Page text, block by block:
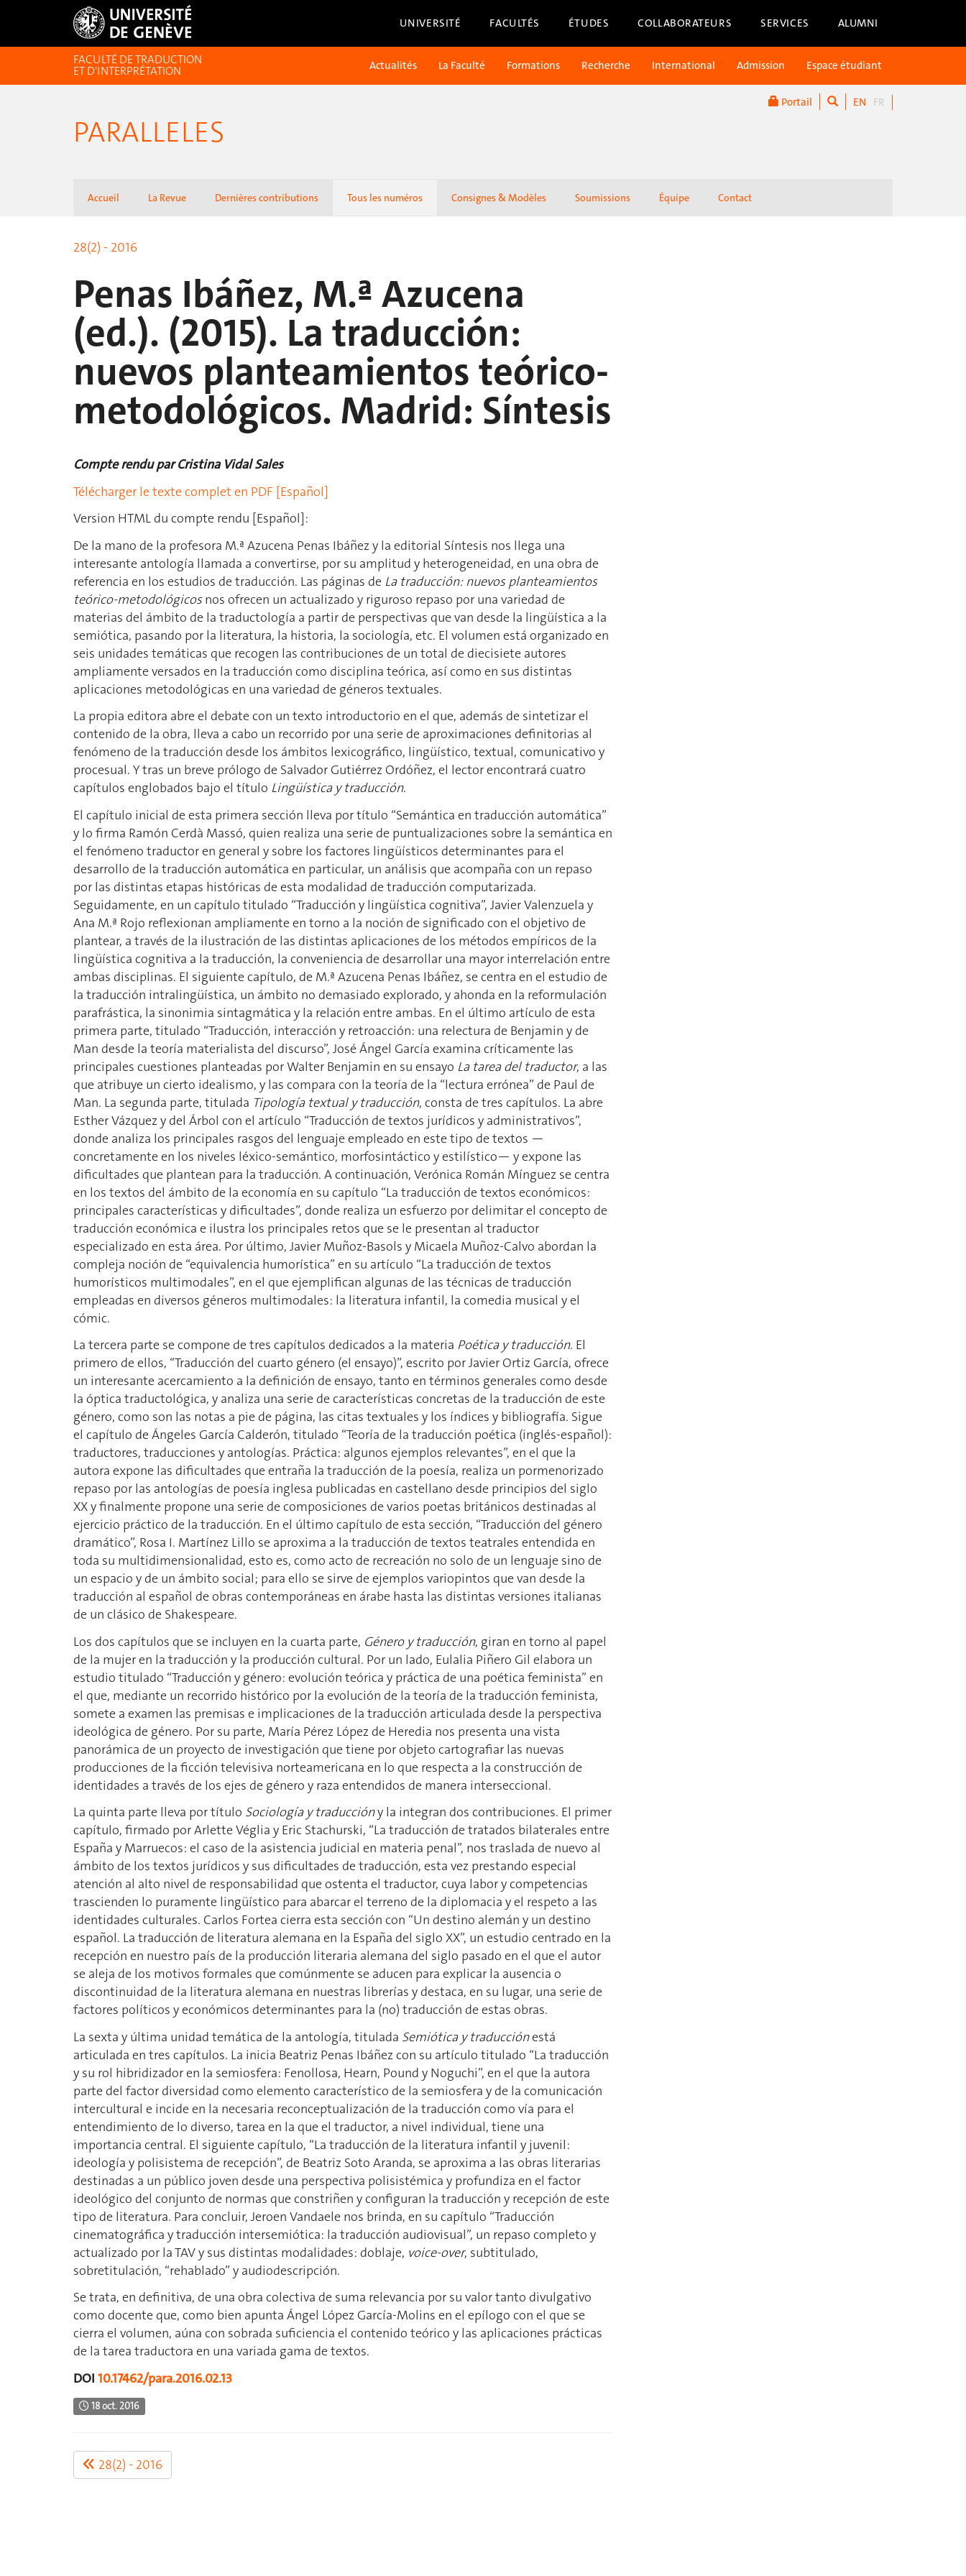
UNIVERSITÉ FACULTÉS ÉTUDES COLLABORATEURS SERVICES ALUMNI
Portail EN FR
FACULTÉ DE TRADUCTION
ET D'INTERPRÉTATION Actualités La Faculté Formations Recherche International Admission Espace étudiant
PARALLELES
Accueil La Revue Dernières contributions Tous les numéros Consignes & Modèles Soumissions Équipe Contact
28(2) - 2016
Penas Ibáñez, M.ª Azucena
(ed.). (2015). La traducción:
nuevos planteamientos teórico-
metodológicos. Madrid: Síntesis
Compte rendu par Cristina Vidal Sales
Télécharger le texte complet en PDF [Español]
Version HTML du compte rendu [Español]:
De la mano de la profesora M.ª Azucena Penas Ibáñez y la editorial Síntesis nos llega una
interesante antología llamada a convertirse, por su amplitud y heterogeneidad, en una obra de
referencia en los estudios de traducción. Las páginas de La traducción: nuevos planteamientos
teórico-metodológicosnos ofrecen un actualizado y riguroso repaso por una variedad de
materias del ámbito de la traductología a partir de perspectivas que van desde la lingüística a la
semiótica, pasando por la literatura, la historia, la sociología, etc. El volumen está organizado en
seis unidades temáticas que recogen las contribuciones de un total de diecisiete autores
ampliamente versados en la traducción como disciplina teórica, así como en sus distintas
aplicaciones metodológicas en una variedad de géneros textuales.
La propia editora abre el debate con un texto introductorio en el que, además de sintetizar el
contenido de la obra, lleva a cabo un recorrido por una serie de aproximaciones definitorias al
fenómeno de la traducción desde los ámbitos lexicográfico, lingüístico, textual, comunicativo y
procesual. Y tras un breve prólogo de Salvador Gutiérrez Ordóñez, el lector encontrará cuatro
capítulos englobados bajo el título Lingüística y traducción.
El capítulo inicial de esta primera sección lleva por título “Semántica en traducción automática”
y lo firma Ramón Cerdà Massó, quien realiza una serie de puntualizaciones sobre la semántica en
el fenómeno traductor en general y sobre los factores lingüísticos determinantes para el
desarrollo de la traducción automática en particular, un análisis que acompaña con un repaso
por las distintas etapas históricas de esta modalidad de traducción computarizada.
Seguidamente, en un capítulo titulado “Traducción y lingüística cognitiva”, Javier Valenzuela y
Ana M.ª Rojo reflexionan ampliamente en torno a la noción de significado con el objetivo de
plantear, a través de la ilustración de las distintas aplicaciones de los métodos empíricos de la
lingüística cognitiva a la traducción, la conveniencia de desarrollar una mayor interrelación entre
ambas disciplinas. El siguiente capítulo, de M.ª Azucena Penas Ibáñez, se centra en el estudio de
la traducción intralingüística, un ámbito no demasiado explorado, y ahonda en la reformulación
parafrástica, la sinonimia sintagmática y la relación entre ambas. En el último artículo de esta
primera parte, titulado “Traducción, interacción y retroacción: una relectura de Benjamin y de
Man desde la teoría materialista del discurso”, José Ángel García examina críticamente las
principales cuestiones planteadas por Walter Benjamin en su ensayo La tarea del traductor, a las
que atribuye un cierto idealismo, y las compara con la teoría de la “lectura errónea” de Paul de
Man. La segunda parte, titulada Tipología textual y traducción, consta de tres capítulos. La abre
Esther Vázquez y del Árbol con el artículo “Traducción de textos jurídicos y administrativos”,
donde analiza los principales rasgos del lenguaje empleado en este tipo de textos —
concretamente en los niveles léxico-semántico, morfosintáctico y estilístico— y expone las
dificultades que plantean para la traducción. A continuación, Verónica Román Mínguez se centra
en los textos del ámbito de la economía en su capítulo “La traducción de textos económicos:
principales características y dificultades”, donde realiza un esfuerzo por delimitar el concepto de
traducción económica e ilustra los principales retos que se le presentan al traductor
especializado en esta área. Por último, Javier Muñoz-Basols y Micaela Muñoz-Calvo abordan la
compleja noción de “equivalencia humorística” en su artículo “La traducción de textos
humorísticos multimodales”, en el que ejemplifican algunas de las técnicas de traducción
empleadas en diversos géneros multimodales: la literatura infantil, la comedia musical y el
cómic.
La tercera parte se compone de tres capítulos dedicados a la materia Poética y traducción. El
primero de ellos, “Traducción del cuarto género (el ensayo)”, escrito por Javier Ortiz García, ofrece
un interesante acercamiento a la definición de ensayo, tanto en términos generales como desde
la óptica traductológica, y analiza una serie de características concretas de la traducción de este
género, como son las notas a pie de página, las citas textuales y los índices y bibliografía. Sigue
el capítulo de Ángeles García Calderón, titulado “Teoría de la traducción poética (inglés-español):
traductores, traducciones y antologías. Práctica: algunos ejemplos relevantes”, en el que la
autora expone las dificultades que entraña la traducción de la poesía, realiza un pormenorizado
repaso por las antologías de poesía inglesa publicadas en castellano desde principios del siglo
XX y finalmente propone una serie de composiciones de varios poetas británicos destinadas al
ejercicio práctico de la traducción. En el último capítulo de esta sección, “Traducción del género
dramático”, Rosa I. Martínez Lillo se aproxima a la traducción de textos teatrales entendida en
toda su multidimensionalidad, esto es, como acto de recreación no solo de un lenguaje sino de
un espacio y de un ámbito social; para ello se sirve de ejemplos variopintos que van desde la
traducción al español de obras contemporáneas en árabe hasta las distintas versiones italianas
de un clásico de Shakespeare.
Los dos capítulos que se incluyen en la cuarta parte, Género y traducción, giran en torno al papel
de la mujer en la traducción y la producción cultural. Por un lado, Eulalia Piñero Gil elabora un
estudio titulado “Traducción y género: evolución teórica y práctica de una poética feminista” en
el que, mediante un recorrido histórico por la evolución de la teoría de la traducción feminista,
somete a examen las premisas e implicaciones de la traducción articulada desde la perspectiva
ideológica de género. Por su parte, María Pérez López de Heredia nos presenta una vista
panorámica de un proyecto de investigación que tiene por objeto cartografiar las nuevas
producciones de la ficción televisiva norteamericana en lo que respecta a la construcción de
identidades a través de los ejes de género y raza entendidos de manera interseccional.
La quinta parte lleva por título Sociología y traduccióny la integran dos contribuciones. El primer
capítulo, firmado por Arlette Véglia y Eric Stachurski, “La traducción de tratados bilaterales entre
España y Marruecos: el caso de la asistencia judicial en materia penal”, nos traslada de nuevo al
ámbito de los textos jurídicos y sus dificultades de traducción, esta vez prestando especial
atención al alto nivel de responsabilidad que ostenta el traductor, cuya labor y competencias
trascienden lo puramente lingüístico para abarcar el terreno de la diplomacia y el respeto a las
identidades culturales. Carlos Fortea cierra esta sección con “Un destino alemán y un destino
español. La traducción de literatura alemana en la España del siglo XX”, un estudio centrado en la
recepción en nuestro país de la producción literaria alemana del siglo pasado en el que el autor
se aleja de los motivos formales que comúnmente se aducen para explicar la ausencia o
discontinuidad de la literatura alemana en nuestras librerías y destaca, en su lugar, una serie de
factores políticos y económicos determinantes para la (no) traducción de estas obras.
La sexta y última unidad temática de la antología, titulada Semiótica y traducciónestá
articulada en tres capítulos. La inicia Beatriz Penas Ibáñez con su artículo titulado “La traducción
y su rol hibridizador en la semiosfera: Fenollosa, Hearn, Pound y Noguchi”, en el que la autora
parte del factor diversidad como elemento característico de la semiosfera y de la comunicación
intercultural e incide en la necesaria reconceptualización de la traducción como vía para el
entendimiento de lo diverso, tarea en la que el traductor, a nivel individual, tiene una
importancia central. El siguiente capítulo, “La traducción de la literatura infantil y juvenil:
ideología y polisistema de recepción”, de Beatriz Soto Aranda, se aproxima a las obras literarias
destinadas a un público joven desde una perspectiva polisistémica y profundiza en el factor
ideológico del conjunto de normas que constriñen y configuran la traducción y recepción de este
tipo de literatura. Para concluir, Jeroen Vandaele nos brinda, en su capítulo “Traducción
cinematográfica y traducción intersemiótica: la traducción audiovisual”, un repaso completo y
actualizado por la TAV y sus distintas modalidades: doblaje, voice-over, subtitulado,
sobretitulación, “rehablado” y audiodescripción.
Se trata, en definitiva, de una obra colectiva de suma relevancia por su valor tanto divulgativo
como docente que, como bien apunta Ángel López García-Molins en el epílogo con el que se
cierra el volumen, aúna con sobrada suficiencia el contenido teórico y las aplicaciones prácticas
de la tarea traductora en una variada gama de textos.
DOI 10.17462/para.2016.02.13
18 oct. 2016
28(2) - 2016